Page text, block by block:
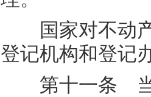
国家对不动产
登记机构和登记
第十一条 当